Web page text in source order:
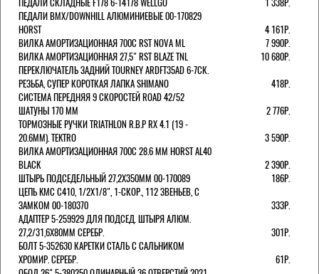
ПЕДАЛИ BMX/DOWNHILL АЛЮМИНИЕВЫЕ 00-170829
HORST
4 161Р.
ВИЛКА АМОРТИЗАЦИОННАЯ 700С RST NOVA ML
7 990Р.
ВИЛКА АМОРТИЗАЦИОННАЯ 27,5" RST BLAZE TNL
10 680Р.
ПЕРЕКЛЮЧАТЕЛЬ ЗАДНИЙ TOURNEY ARDFT35AD 6-7СК.
РЕЗЬБА, СУПЕР КОРОТКАЯ ЛАПКА SHIMANO
418Р.
СИСТЕМА ПЕРЕДНЯЯ 9 СКОРОСТЕЙ ROAD 42/52
ШАТУНЫ 170 ММ
2 776Р.
ТОРМОЗНЫЕ РУЧКИ TRIATHLON R.B.P RX 4.1 (19 -
20.6ММ). TEKTRO
3 590Р.
ВИЛКА АМОРТИЗАЦИОННАЯ 700C 28.6 ММ HORST AL40
BLACK
2 390Р.
ШТЫРЬ ПОДСЕДЕЛЬНЫЙ 27,2Х350ММ 00-170089
186Р.
ЦЕПЬ KMC C410, 1/2Х1/8", 1-СКОР., 112 ЗВЕНЬЕВ, С
ЗАМКОМ 00-180370
333Р.
АДАПТЕР 5-259929 ДЛЯ ПОДСЕД. ШТЫРЯ АЛЮМ.
27,2/31,6Х80ММ СЕРЕБР.
301Р.
БОЛТ 5-352630 КАРЕТКИ СТАЛЬ С САЛЬНИКОМ
ХРОМИР. СЕРЕБР.
61Р.